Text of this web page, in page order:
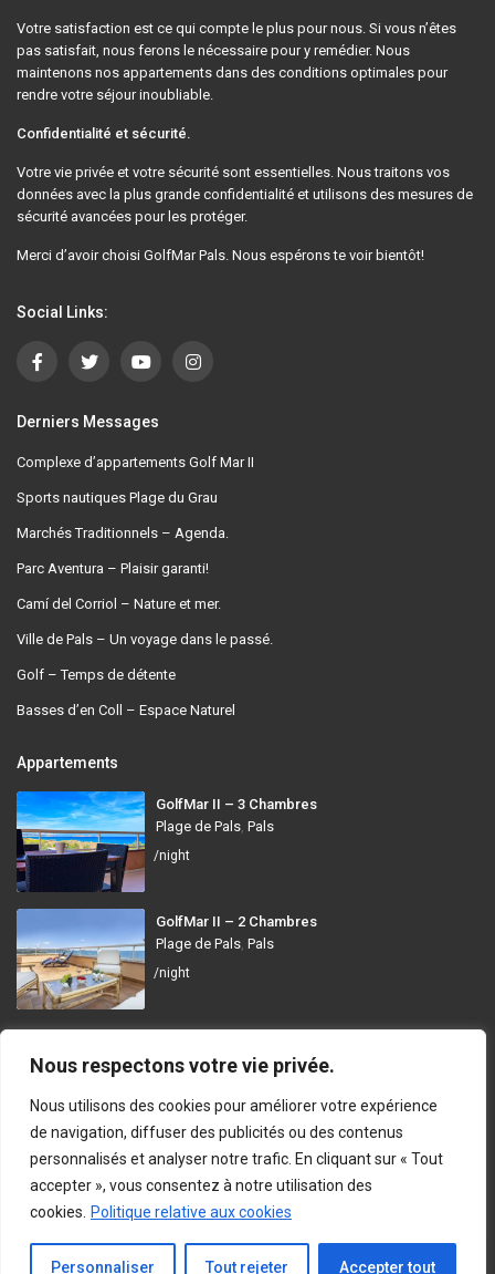
Nous respectons votre vie privée.
Nous utilisons des cookies pour améliorer votre expérience
de navigation, diffuser des publicités ou des contenus
personnalisés et analyser notre trafic. En cliquant sur « Tout
accepter », vous consentez à notre utilisation des
cookies.
Politique relative aux cookies
Personnaliser Tout rejeter Accepter tout
Votre satisfaction est ce qui compte le plus pour nous. Si vous n’êtes
pas satisfait, nous ferons le nécessaire pour y remédier. Nous
maintenons nos appartements dans des conditions optimales pour
rendre votre séjour inoubliable.
Confidentialité et sécurité.
Votre vie privée et votre sécurité sont essentielles. Nous traitons vos
données avec la plus grande confidentialité et utilisons des mesures de
sécurité avancées pour les protéger.
Merci d’avoir choisi GolfMar Pals. Nous espérons te voir bientôt!
Social Links:
Derniers Messages
Complexe d’appartements Golf Mar II
Sports nautiques Plage du Grau
Marchés Traditionnels – Agenda.
Parc Aventura – Plaisir garanti!
Camí del Corriol – Nature et mer.
Ville de Pals – Un voyage dans le passé.
Golf – Temps de détente
Basses d’en Coll – Espace Naturel
Appartements
GolfMar II – 3 Chambres
Plage de Pals, Pals
/night
GolfMar II – 2 Chambres
Plage de Pals, Pals
/night
GolfMar Pals
info@golfmarpals.com
https://golfmarpals.com/
Politique de Confidentialité et Conditions d’Utilisation
En Contact